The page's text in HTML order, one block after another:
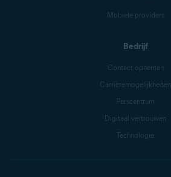
Mobiele providers
Bedrijf
Contact opnemen
Carrièremogelijkheden
Perscentrum
Digitaal vertrouwen
Technologie